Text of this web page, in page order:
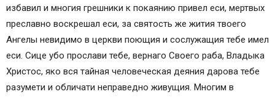
избавил и многия грешники к покаянию привел еси, мертвых
преславно воскрешал еси, за святость же жития твоего
Ангелы невидимо в церкви поющия и сослужащия тебе имел
еси. Сице убо прослави тебе, вернаго Своего раба, Владыка
Христос, яко вся тайная человеческая деяния дарова тебе
разумети и обличати неправедно живущия. Многим в